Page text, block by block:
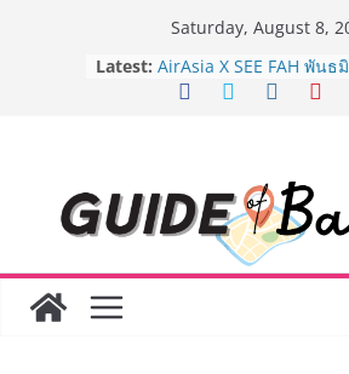
Saturday, August 8,
Latest: AirAsia X SEE FAH พันธ
ยาวนานกว่า 20 ปี ต่อยอด
“BIO TRADE CONNECT
ระดับผลิตภัณฑ์ท้องถิ่นสู่ต
พาณิชย์อย่างยั่งยืน
LORDNINE จัดศึกคนดังส
ปะทะ ฟิลิปปินส์ ใน “Rise